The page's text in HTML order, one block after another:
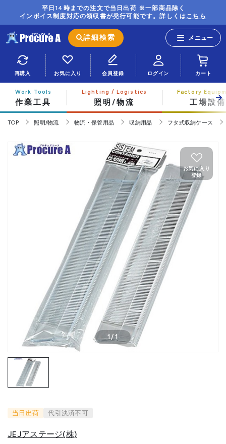
平日14時までの注文で当日出荷 ※一部商品除く
インボイス制度対応の領収書が発行可能です。詳しくはこちら
詳細検索
再購入 お気に入り 会員登録 ログイン カート
作業工具 照明/物流 工場設備
TOP 照明/物流 物流・保管用品 収納用品 フタ式収納ケース
1/1
お気に入り
登録
当日出荷 代引決済不可
JEJアステージ(株)